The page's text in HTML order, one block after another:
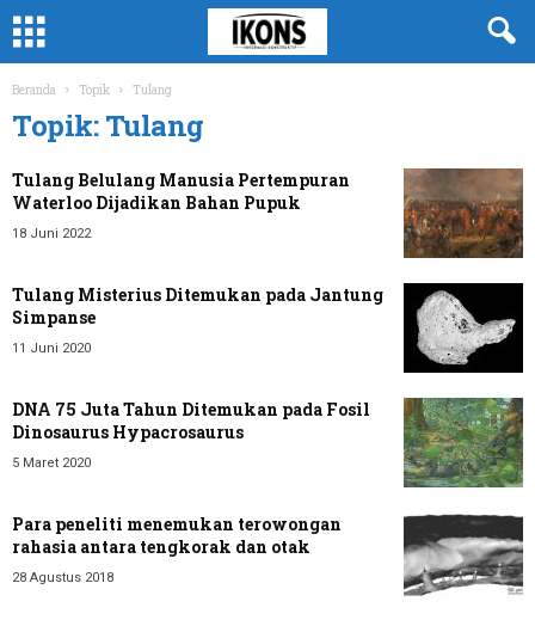
Beranda Topik Tulang
Topik: Tulang
Tulang Belulang Manusia Pertempuran
Waterloo Dijadikan Bahan Pupuk
18 Juni 2022
Tulang Misterius Ditemukan pada Jantung
Simpanse
11 Juni 2020
DNA 75 Juta Tahun Ditemukan pada Fosil
Dinosaurus Hypacrosaurus
5 Maret 2020
Para peneliti menemukan terowongan
rahasia antara tengkorak dan otak
28 Agustus 2018